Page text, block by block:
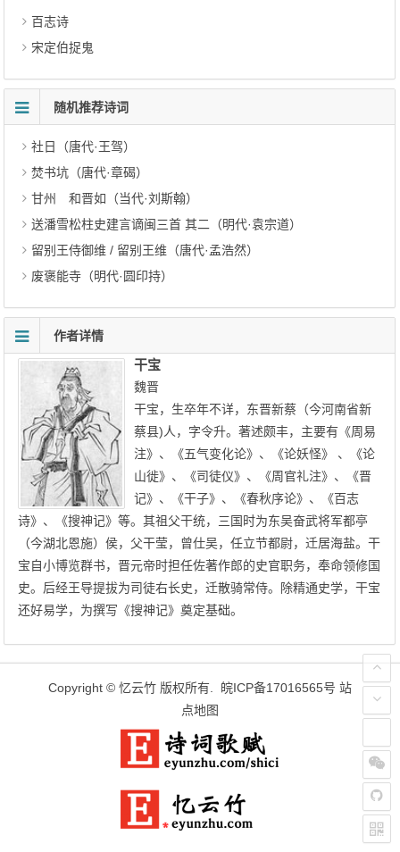
百志诗
宋定伯捉鬼
随机推荐诗词
社日（唐代·王驾）
焚书坑（唐代·章碣）
甘州 和晋如（当代·刘斯翰）
送潘雪松柱史建言谪闽三首 其二（明代·袁宗道）
留别王侍御维 / 留别王维（唐代·孟浩然）
废褒能寺（明代·圆印持）
作者详情
干宝
魏晋
干宝，生卒年不详，东晋新蔡（今河南省新
蔡县)人，字令升。著述颇丰，主要有《周易
注》、《五气变化论》、《论妖怪》 、《论
山徙》、《司徒仪》、《周官礼注》、《晋
记》、《干子》、《春秋序论》、《百志
诗》、《搜神记》等。其祖父干统，三国时为东吴奋武将军都亭
（今湖北恩施）侯，父干莹，曾仕吴，任立节都尉，迁居海盐。干
宝自小博览群书，晋元帝时担任佐著作郎的史官职务，奉命领修国
史。后经王导提拔为司徒右长史，迁散骑常侍。除精通史学，干宝
还好易学，为撰写《搜神记》奠定基础。
Copyright © 忆云竹 版权所有. 皖ICP备17016565号 站
点地图